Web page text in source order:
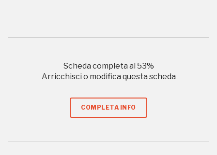
Scheda completa al 53%
Arricchisci o modifica questa scheda
COMPLETA INFO